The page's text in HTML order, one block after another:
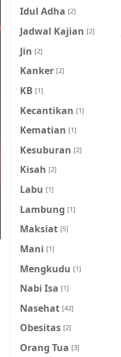
Idul Adha [2]
Jadwal Kajian [2]
Jin [2]
Kanker [2]
KB [1]
Kecantikan [1]
Kematian [1]
Kesuburan [2]
Kisah [2]
Labu [1]
Lambung [1]
Maksiat [5]
Mani [1]
Mengkudu [1]
Nabi Isa [1]
Nasehat [42]
Obesitas [2]
Orang Tua [3]